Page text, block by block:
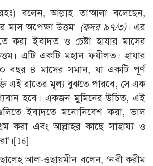
বলেন, আল্লাহ তা‘আলা বলেছেন,
মাস অপেক্ষা উত্তম’ (ক্বদর ৯৭/৩)। এর
করা ইবাদত ও চেষ্টা হাযার মাসের
এটি একটি মহান ফযীলত। হাযার
বছর ৪ মাসের সমান, যা একটি পূর্ণ
এই রাতের মূল্য বুঝতে পারবে, সে এক
হবে। একজন মুমিনের উচিত, এই
ইবাদতে মনোনিবেশ করা, ভাল
করা এবং আল্লাহর কাছে সাহায্য ও
[16]
আল-ওছায়মীন বলেন, ‘নবী করীম